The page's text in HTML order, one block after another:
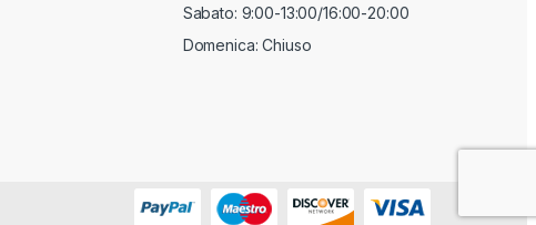
Sabato: 9:00-13:00/16:00-20:00
Domenica: Chiuso